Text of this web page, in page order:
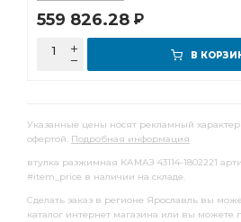
559 826.28 Р
В
Указанные цены носят рекламный
офертой. Подробная информация
втулка разжимная КАМАЗ 43114-1802221
#item_price в наличии на складе.
Сделать заказ в регионе Ярославль вы
каталог интернет магазина или вы можете